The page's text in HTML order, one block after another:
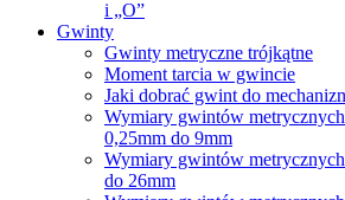
i „O”
Gwinty
Gwinty metryczne trójkątne
Moment tarcia w gwincie
Jaki dobrać gwint do
Wymiary gwintów
0,25mm do 9mm
Wymiary gwintów
do 26mm